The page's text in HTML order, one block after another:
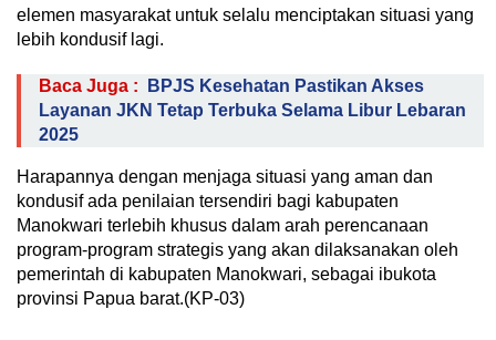
elemen masyarakat untuk selalu menciptakan situasi yang
lebih kondusif lagi.
Baca Juga :
BPJS Kesehatan Pastikan Akses
Layanan JKN Tetap Terbuka Selama Libur Lebaran
2025
Harapannya dengan menjaga situasi yang aman dan
kondusif ada penilaian tersendiri bagi kabupaten
Manokwari terlebih khusus dalam arah perencanaan
program-program strategis yang akan dilaksanakan oleh
pemerintah di kabupaten Manokwari, sebagai ibukota
provinsi Papua barat.(KP-03)